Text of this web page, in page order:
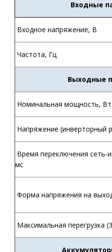
Входные
Входное напряжение, В
Частота, Гц
Выходные
Номинальная мощность, Вт
Напряжение (инверторный
Время переключения сеть-
мс
Форма напряжения на
Максимальная перегрузка